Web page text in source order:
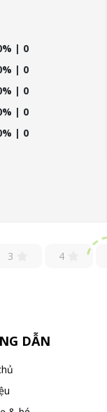
| 0
| 0
| 0
| 0
| 0
3 4
DẪN